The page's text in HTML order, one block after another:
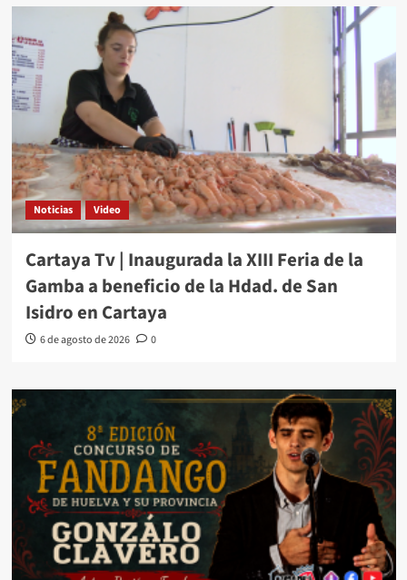
Noticias Video
Cartaya Tv | Inaugurada la XIII Feria de la
Gamba a beneficio de la Hdad. de San
Isidro en Cartaya
6 de agosto de 2026 0